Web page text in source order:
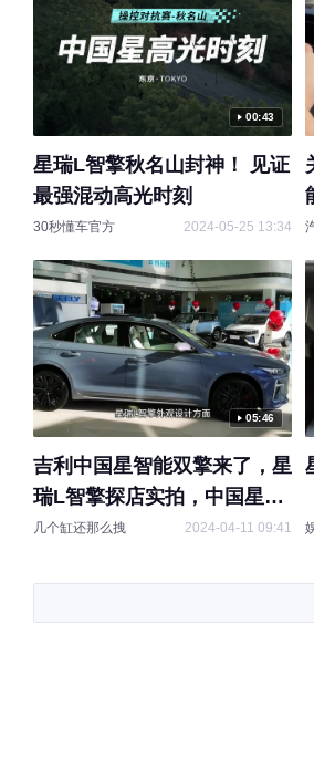
00:43
星瑞L智擎秋名山封神！ 见证
最强混动高光时刻
30秒懂车官方 2024-05-25 13:34
05:46
吉利中国星智能双擎来了，星
瑞L智擎探店实拍，中国星进
入4升时代
几个缸还那么拽 2024-04-11 09:41